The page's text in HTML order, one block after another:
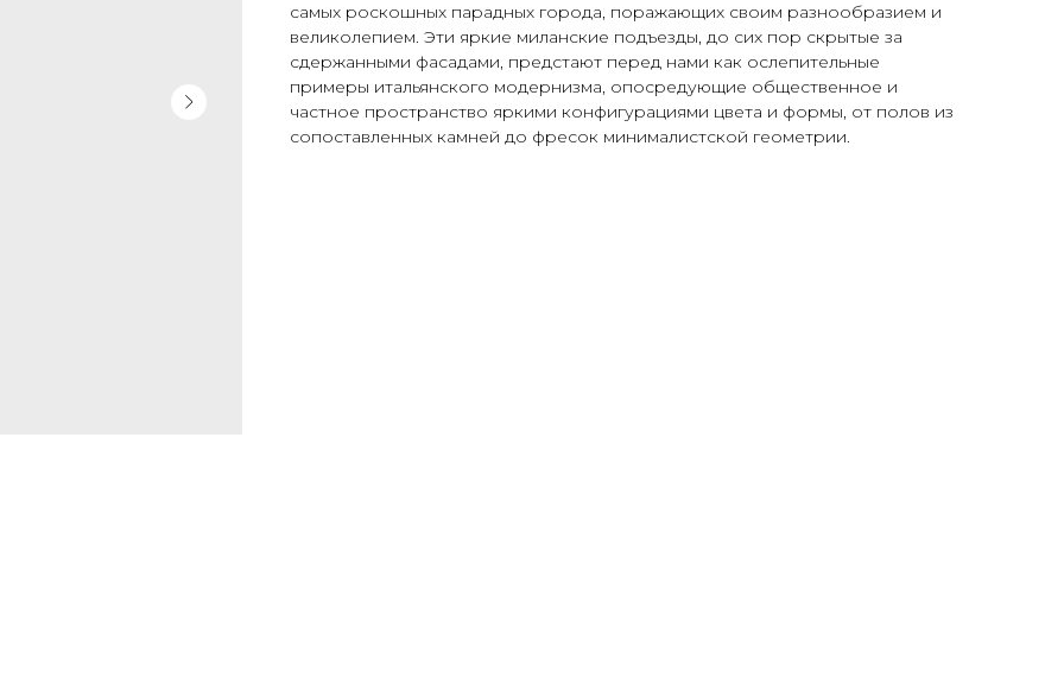
самых роскошных парадных города, поражающих своим разнообразием и
великолепием. Эти яркие миланские подъезды, до сих пор скрытые за
сдержанными фасадами, предстают перед нами как ослепительные
примеры итальянского модернизма, опосредующие общественное и
частное пространство яркими конфигурациями цвета и формы, от полов из
сопоставленных камней до фресок минималистской геометрии.